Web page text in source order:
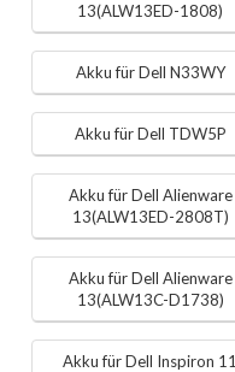
13(ALW13ED-1808)
Akku für Dell N33WY
Akku für Dell TDW5P
Akku für Dell Alienware
13(ALW13ED-2808T)
Akku für Dell Alienware
13(ALW13C-D1738)
Akku für Dell Inspiron 11